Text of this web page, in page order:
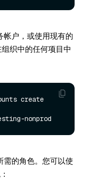
帐户，或使用现有的
织中的任何项目中
create
的角色。您可以使